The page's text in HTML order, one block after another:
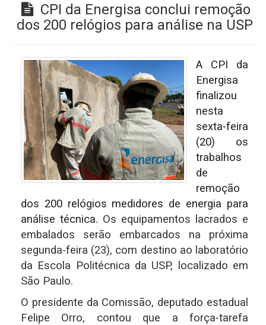
CPI da Energisa conclui remoção
dos 200 relógios para análise na USP
A CPI da
Energisa
finalizou
nesta
sexta-feira
(20) os
trabalhos
de
remoção
dos 200 relógios medidores de energia para
análise técnica. Os equipamentos lacrados e
embalados serão embarcados na próxima
segunda-feira (23), com destino ao laboratório
da Escola Politécnica da USP, localizado em
São Paulo.
O presidente da Comissão, deputado estadual
Felipe Orro, contou que a força-tarefa